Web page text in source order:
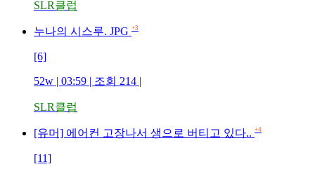
SLR클럽
누나의 시스루. JPG +3
[6]
52w | 03:59 | 조회 214 |
SLR클럽
[유머] 에어컨 고장나서 생으로 버티고 있다.. +4
[11]